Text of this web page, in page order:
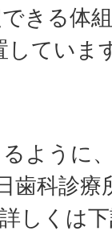
きる体
していま
ように
歯科診療
しくは